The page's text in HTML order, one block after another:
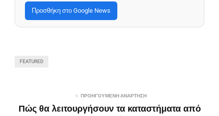
Προσθήκη στο Google News
FEATURED
ΠΡΟΗΓΟΎΜΕΝΗ ΑΝΆΡΤΗΣΗ
Πώς θα λειτουργήσουν τα καταστήματα από